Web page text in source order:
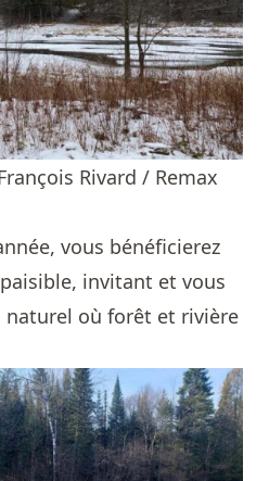
Rivard / Remax
vous bénéficierez
invitant et vous
où forêt et rivière